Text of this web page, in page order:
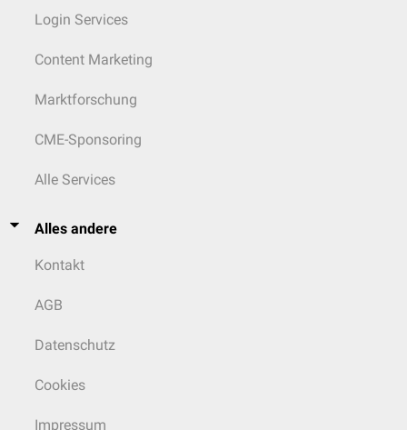
Login Services
Content Marketing
Marktforschung
CME-Sponsoring
Alle Services
Alles andere
Kontakt
AGB
Datenschutz
Cookies
Impressum